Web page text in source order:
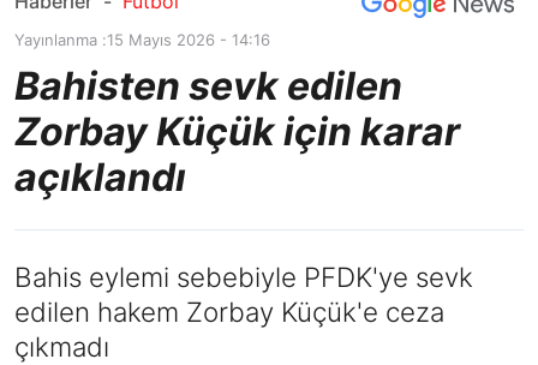
Yayınlanma :15 Mayıs 2026 - 14:16
Bahisten sevk edilen
Zorbay Küçük için karar
açıklandı
Bahis eylemi sebebiyle PFDK'ye sevk
edilen hakem Zorbay Küçük'e ceza
çıkmadı